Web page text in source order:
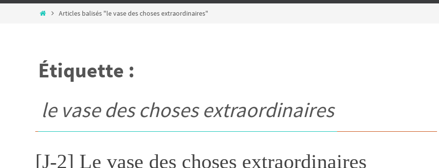
HomeArticles balisés "le vase des choses extraordinaires"
Étiquette :
le vase des choses extraordinaires
[J-2] Le vase des choses extraordinaires